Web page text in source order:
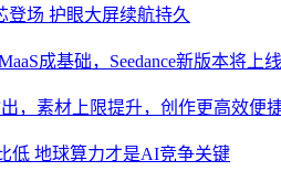
登场 护眼大屏续航持久
成基础，Seedance新版本将上线
出，素材上限提升，创作更高效便
低 地球算力才是AI竞争关键